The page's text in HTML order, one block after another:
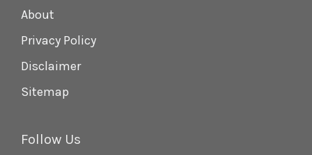
About
Privacy Policy
Disclaimer
Sitemap
Follow Us